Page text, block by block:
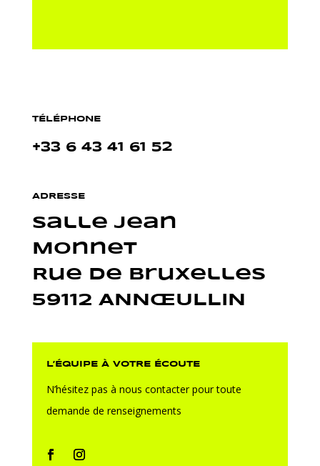
TÉLÉPHONE
+33 6 43 41 61 52
ADRESSE
Salle Jean
Monnet
Rue de Bruxelles
59112 ANNŒULLIN
L’ÉQUIPE À VOTRE ÉCOUTE
N’hésitez pas à nous contacter pour toute
demande de renseignements